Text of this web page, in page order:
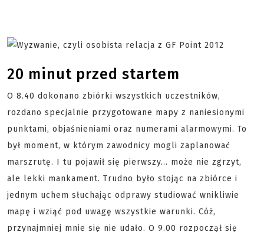
20 minut przed startem
O 8.40 dokonano zbiórki wszystkich uczestników,
rozdano specjalnie przygotowane mapy z naniesionymi
punktami, objaśnieniami oraz numerami alarmowymi. To
był moment, w którym zawodnicy mogli zaplanować
marszrutę. I tu pojawił się pierwszy… może nie zgrzyt,
ale lekki mankament. Trudno było stojąc na zbiórce i
jednym uchem słuchając odprawy studiować wnikliwie
mapę i wziąć pod uwagę wszystkie warunki. Cóż,
przynajmniej mnie się nie udało. O 9.00 rozpoczął się